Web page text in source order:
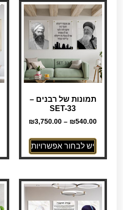
תמונות של רבנים –
SET-33
₪540.00
–
₪3,750.00
יש לבחור אפשרויות